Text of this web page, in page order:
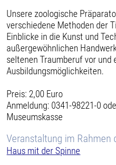
Unsere zoologische
verschiedene Methoden der
Einblicke in die Kunst und
außergewöhnlichen
seltenen Traumberuf vor und
Ausbildungsmöglichkeiten.
Preis: 2,00 Euro
Anmeldung: 0341-98221-0
Museumskasse
Veranstaltung im Rahmen
Haus mit der Spinne